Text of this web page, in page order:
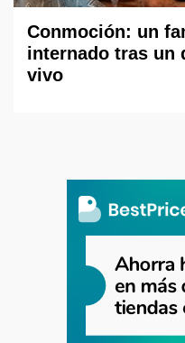
Conmoción: un
internado tras un
vivo